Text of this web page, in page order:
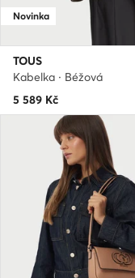
Novinka
TOUS
Kabelka · Béžová
5 589 Kč